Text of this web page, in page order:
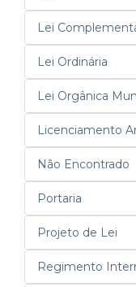
Lei
Lei Ordinária
Lei Orgânica
Licenciamento
Não Encontrado
Portaria
Projeto de Lei
Regimento